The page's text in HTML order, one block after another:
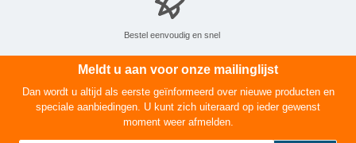
Bestel eenvoudig en snel
Meldt u aan voor onze mailinglijst
Dan wordt u altijd als eerste geïnformeerd over nieuwe producten en
speciale aanbiedingen. U kunt zich uiteraard op ieder gewenst
moment weer afmelden.